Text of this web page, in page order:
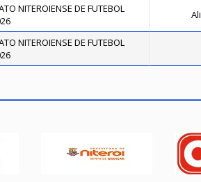
NITEROIENSE DE FUTEBOL
NITEROIENSE DE FUTEBOL